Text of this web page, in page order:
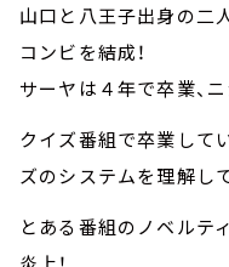
山口と八王子出身の二
コンビを結成！
サーヤは４年で卒業、
クイズ番組で卒業して
ズのシステムを理解し
とある番組のノベルテ